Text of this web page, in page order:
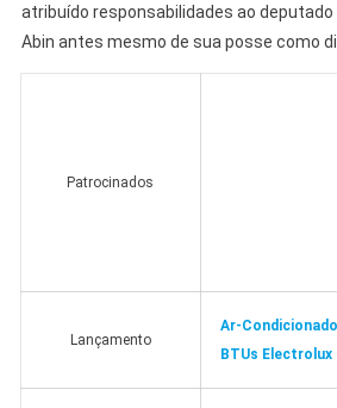
atribuído responsabilidades ao
Abin antes mesmo de sua posse como
Patrocinados
Lançamento
Ar-
BTUs